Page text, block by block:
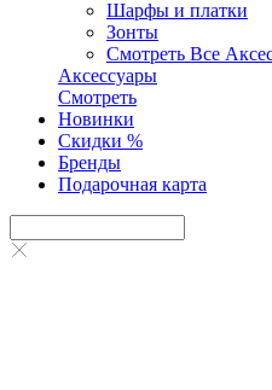
Шарфы и платки
Зонты
Смотреть Все
Аксессуары
Смотреть
Новинки
Скидки %
Бренды
Подарочная карта